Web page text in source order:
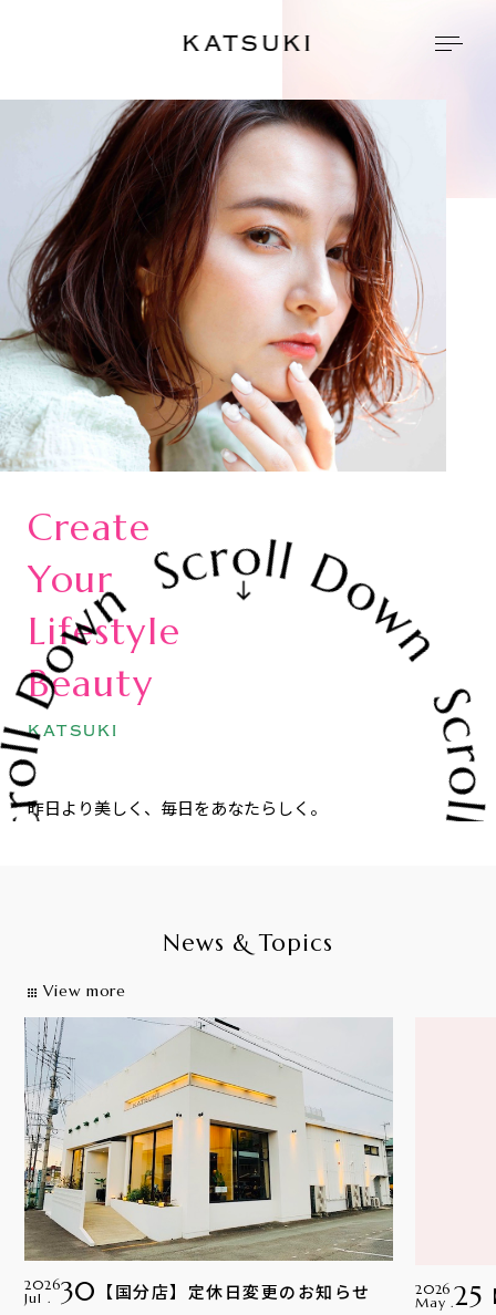
KATSUKI
Create
Your
Lifestyle
Beauty
KATSUKI
昨日より美しく、毎日をあなたらしく。
News & Topics
apps View more
2026
Jul .
30 【国分店】定休日変更のお知らせ
2026
May .25